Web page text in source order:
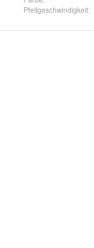
Pfeilgeschwindigkeit: